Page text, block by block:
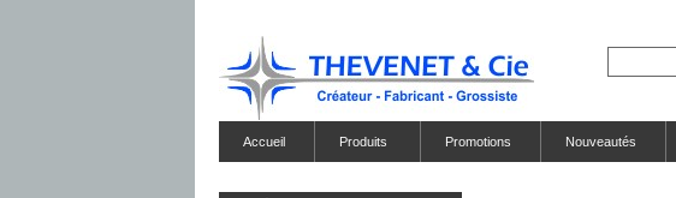
Accueil Produits Promotions Nouveautés